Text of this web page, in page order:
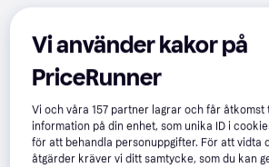
Vi använder kakor på
PriceRunner
Vi och våra157 partner lagrar och får åtkomst
information på din enhet, som unika ID i
för att behandla personuppgifter. För att vidta
åtgärder kräver vi ditt samtycke, som du kan